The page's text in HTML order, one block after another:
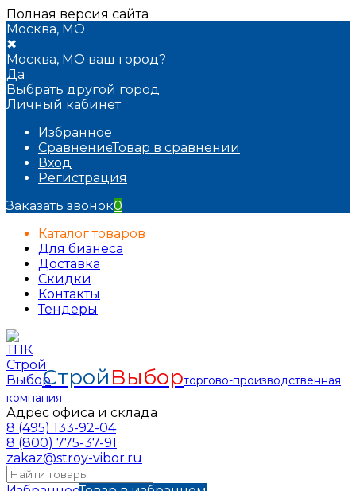
Полная версия сайта
Москва, МО
✖
Москва, МО ваш город?
Да
Выбрать другой город
Личный кабинет
Избранное
СравнениеТовар в сравнении
Вход
Регистрация
Заказать звонок0
Каталог товаров
Для бизнеса
Доставка
Скидки
Контакты
Тендеры
СтройВыборторгово-производственная
компания
Адрес офиса и склада
8 (495) 133-92-04
8 (800) 775-37-91
zakaz@stroy-vibor.ru